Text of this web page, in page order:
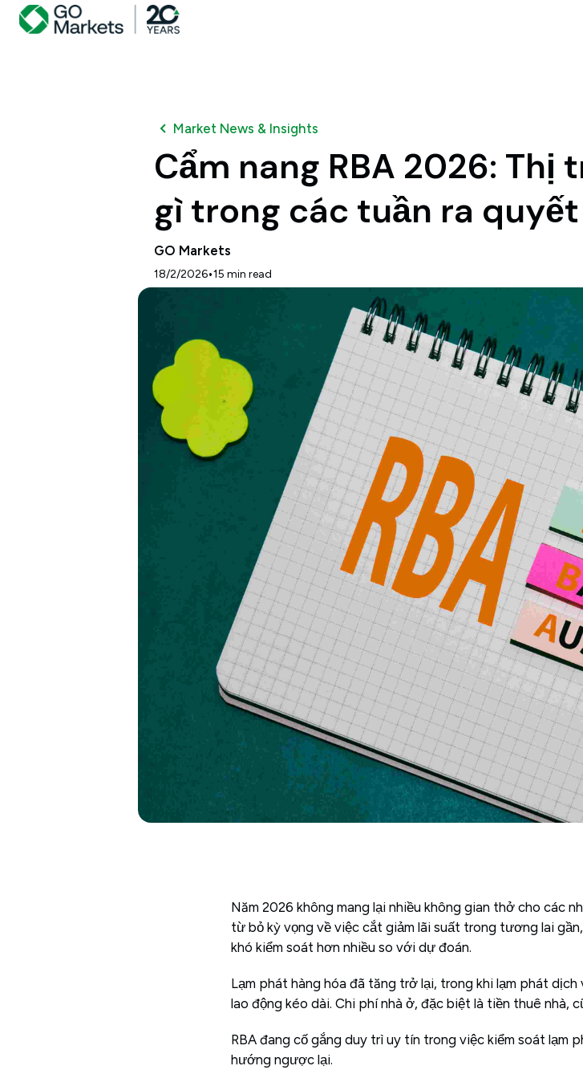
Market News & Insights
Cẩm nang RBA 2026:
gì trong các tuần ra
GO Markets
18/2/2026•15 min read
Năm 2026 không mang lại nhiều không gian thở cho các
từ bỏ kỳ vọng về việc cắt giảm lãi suất trong tương lai
khó kiểm soát hơn nhiều so với dự đoán.
Lạm phát hàng hóa đã tăng trở lại, trong khi lạm phát
lao động kéo dài. Chi phí nhà ở, đặc biệt là tiền thuê nhà,
RBA đang cố gắng duy trì uy tín trong việc kiểm soát lạm
hướng ngược lại.